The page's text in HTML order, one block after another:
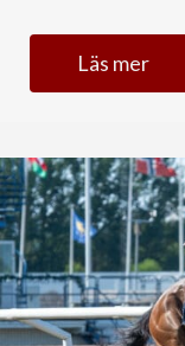
Läs mer